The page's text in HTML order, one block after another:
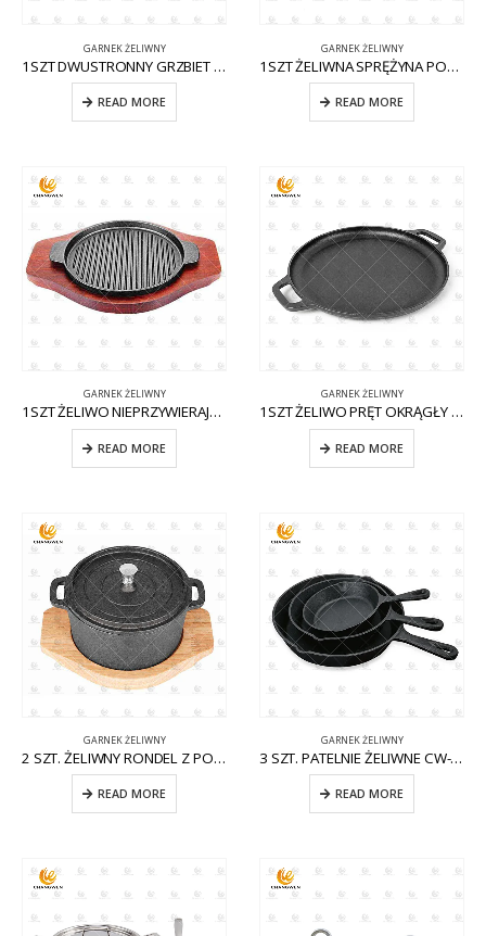
GARNEK ŻELIWNY
1SZT DWUSTRONNY GRZBIET ŻELIWNY CW-CI002
READ MORE
GARNEK ŻELIWNY
1SZT ŻELIWNA SPRĘŻYNA PODWÓJNA CW-CI001
READ MORE
GARNEK ŻELIWNY
1SZT ŻELIWO NIEPRZYWIERAJĄCE CW-CI009 KOCIOŁ
READ MORE
GARNEK ŻELIWNY
1SZT ŻELIWO PRĘT OKRĄGŁY CW-CI003
READ MORE
GARNEK ŻELIWNY
2 SZT. ŻELIWNY RONDEL Z POKRYWKĄ CW-CI008
READ MORE
GARNEK ŻELIWNY
3 SZT. PATELNIE ŻELIWNE CW-CI005
READ MORE